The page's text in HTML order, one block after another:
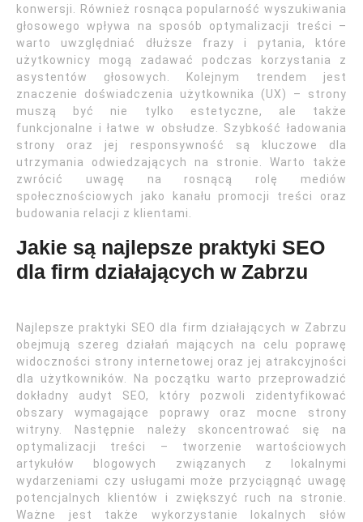
konwersji. Również rosnąca popularność wyszukiwania
głosowego wpływa na sposób optymalizacji treści –
warto uwzględniać dłuższe frazy i pytania, które
użytkownicy mogą zadawać podczas korzystania z
asystentów głosowych. Kolejnym trendem jest
znaczenie doświadczenia użytkownika (UX) – strony
muszą być nie tylko estetyczne, ale także
funkcjonalne i łatwe w obsłudze. Szybkość ładowania
strony oraz jej responsywność są kluczowe dla
utrzymania odwiedzających na stronie. Warto także
zwrócić uwagę na rosnącą rolę mediów
społecznościowych jako kanału promocji treści oraz
budowania relacji z klientami.
Jakie są najlepsze praktyki SEO
dla firm działających w Zabrzu
Najlepsze praktyki SEO dla firm działających w Zabrzu
obejmują szereg działań mających na celu poprawę
widoczności strony internetowej oraz jej atrakcyjności
dla użytkowników. Na początku warto przeprowadzić
dokładny audyt SEO, który pozwoli zidentyfikować
obszary wymagające poprawy oraz mocne strony
witryny. Następnie należy skoncentrować się na
optymalizacji treści – tworzenie wartościowych
artykułów blogowych związanych z lokalnymi
wydarzeniami czy usługami może przyciągnąć uwagę
potencjalnych klientów i zwiększyć ruch na stronie.
Ważne jest także wykorzystanie lokalnych słów